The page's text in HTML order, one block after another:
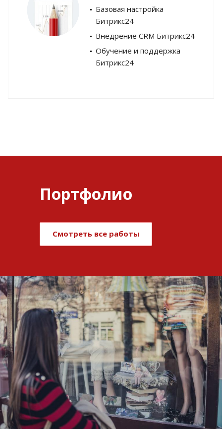
Базовая настройка
Битрикс24
Внедрение CRM Битрикс24
Обучение и поддержка
Битрикс24
Портфолио
Смотреть все работы
Развитие и поддержка интернет-
витрины StepClub
Смотреть проект